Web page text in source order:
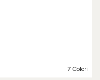
7 Colori